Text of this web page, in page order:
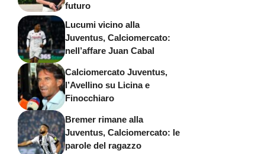
futuro
Lucumi vicino alla
Juventus, Calciomercato:
nell’affare Juan Cabal
Calciomercato Juventus,
l’Avellino su Licina e
Finocchiaro
Bremer rimane alla
Juventus, Calciomercato: le
parole del ragazzo